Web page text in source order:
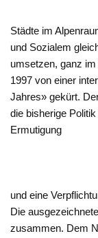
Städte im
und Sozialem
umsetzen, ganz
1997 von einer
Jahres» gekürt.
die bisherige
Ermutigung
und eine
Die
zusammen. Dem